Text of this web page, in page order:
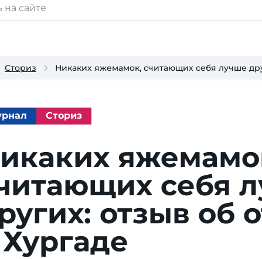
Сториз Никаких яжемамок, считающих себя лучше
Сториз
себя
отзыв об